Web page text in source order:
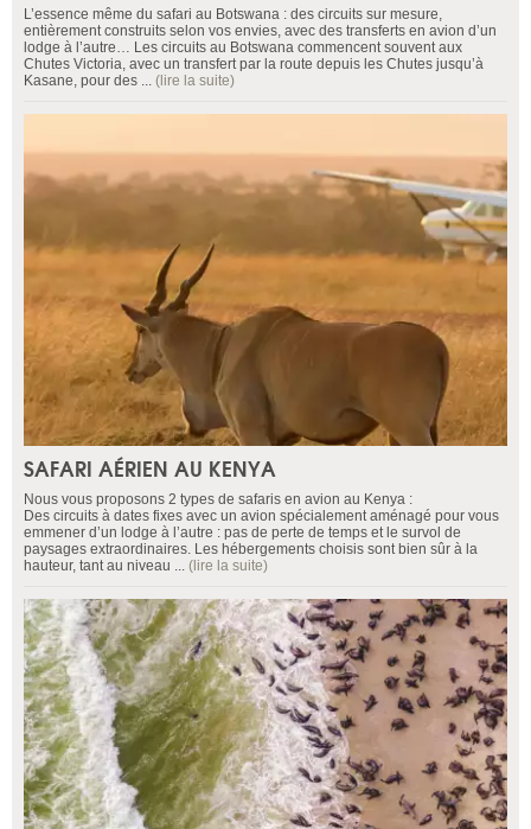
L’essence même du safari au Botswana : des circuits sur mesure,
entièrement construits selon vos envies, avec des transferts en avion d’un
lodge à l’autre… Les circuits au Botswana commencent souvent aux
Chutes Victoria, avec un transfert par la route depuis les Chutes jusqu’à
Kasane, pour des ... (lire la suite)
SAFARI AÉRIEN AU KENYA
Nous vous proposons 2 types de safaris en avion au Kenya :
Des circuits à dates fixes avec un avion spécialement aménagé pour vous
emmener d’un lodge à l’autre : pas de perte de temps et le survol de
paysages extraordinaires. Les hébergements choisis sont bien sûr à la
hauteur, tant au niveau ... (lire la suite)